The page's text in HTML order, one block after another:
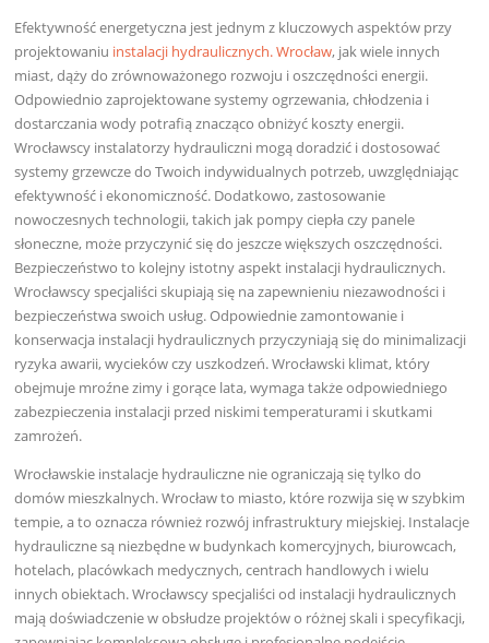
Efektywność energetyczna jest jednym z kluczowych aspektów przy
projektowaniu instalacji hydraulicznych. Wrocław, jak wiele innych
miast, dąży do zrównoważonego rozwoju i oszczędności energii.
Odpowiednio zaprojektowane systemy ogrzewania, chłodzenia i
dostarczania wody potrafią znacząco obniżyć koszty energii.
Wrocławscy instalatorzy hydrauliczni mogą doradzić i dostosować
systemy grzewcze do Twoich indywidualnych potrzeb, uwzględniając
efektywność i ekonomiczność. Dodatkowo, zastosowanie
nowoczesnych technologii, takich jak pompy ciepła czy panele
słoneczne, może przyczynić się do jeszcze większych oszczędności.
Bezpieczeństwo to kolejny istotny aspekt instalacji hydraulicznych.
Wrocławscy specjaliści skupiają się na zapewnieniu niezawodności i
bezpieczeństwa swoich usług. Odpowiednie zamontowanie i
konserwacja instalacji hydraulicznych przyczyniają się do minimalizacji
ryzyka awarii, wycieków czy uszkodzeń. Wrocławski klimat, który
obejmuje mroźne zimy i gorące lata, wymaga także odpowiedniego
zabezpieczenia instalacji przed niskimi temperaturami i skutkami
zamrożeń.
Wrocławskie instalacje hydrauliczne nie ograniczają się tylko do
domów mieszkalnych. Wrocław to miasto, które rozwija się w szybkim
tempie, a to oznacza również rozwój infrastruktury miejskiej. Instalacje
hydrauliczne są niezbędne w budynkach komercyjnych, biurowcach,
hotelach, placówkach medycznych, centrach handlowych i wielu
innych obiektach. Wrocławscy specjaliści od instalacji hydraulicznych
mają doświadczenie w obsłudze projektów o różnej skali i specyfikacji,